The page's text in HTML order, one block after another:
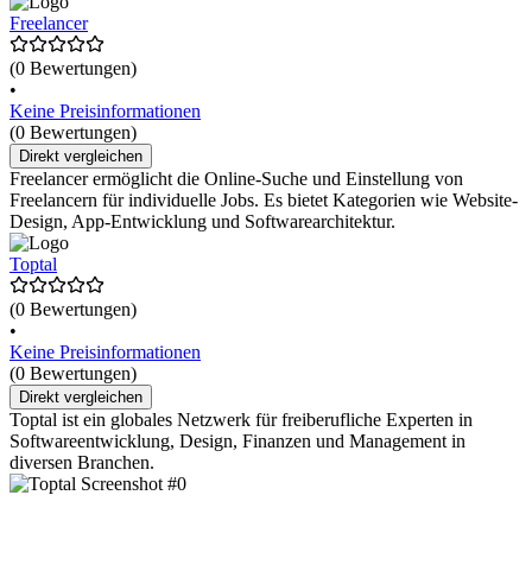
Freelancer
(0 Bewertungen)
•
Keine Preisinformationen
(0 Bewertungen)
Direkt vergleichen
Freelancer ermöglicht die Online-Suche und Einstellung von
Freelancern für individuelle Jobs. Es bietet Kategorien wie Website-
Design, App-Entwicklung und Softwarearchitektur.
Toptal
(0 Bewertungen)
•
Keine Preisinformationen
(0 Bewertungen)
Direkt vergleichen
Toptal ist ein globales Netzwerk für freiberufliche Experten in
Softwareentwicklung, Design, Finanzen und Management in
diversen Branchen.